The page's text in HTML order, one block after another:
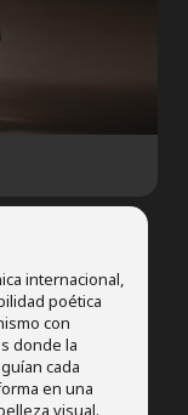
internacional,
poética
con
donde la
cada
en una
visual.